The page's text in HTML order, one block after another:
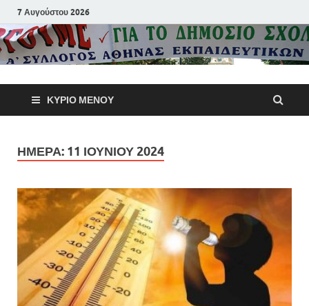
7 Αυγούστου 2026
Α΄
Αθηνών
Π.Ε.
ΚΎΡΙΟ ΜΕΝΟΎ
ΗΜΈΡΑ: 11 ΙΟΥΝΊΟΥ 2024